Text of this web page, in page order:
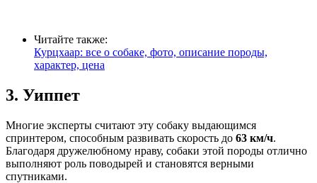
Читайте также:
Курцхаар: все о собаке, фото, описание породы,
характер, цена
3. Уиппет
Многие эксперты считают эту собаку выдающимся
спринтером, способным развивать скорость до 63 км/ч.
Благодаря дружелюбному нраву, собаки этой породы отлично
выполняют роль поводырей и становятся верными
спутниками.